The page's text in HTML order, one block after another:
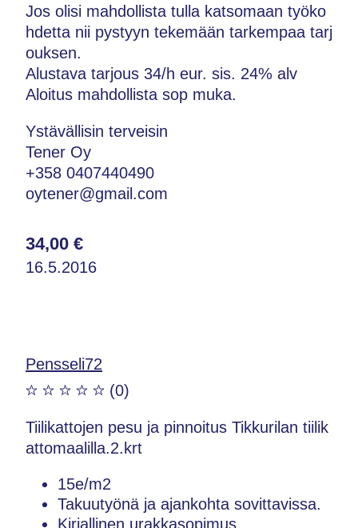
Jos olisi mahdollista tulla katsomaan työko
hdetta nii pystyyn tekemään tarkempaa tarj
ouksen.
Alustava tarjous 34/h eur. sis. 24% alv
Aloitus mahdollista sop muka.
Ystävällisin terveisin
Tener Oy
+358 0407440490
oytener@gmail.com
34,00 €
16.5.2016
Pensseli72
(0)
Tiilikattojen pesu ja pinnoitus Tikkurilan tiilik
attomaalilla.2.krt
15e/m2
Takuutyönä ja ajankohta sovittavissa.
Kirjallinen urakkasopimus